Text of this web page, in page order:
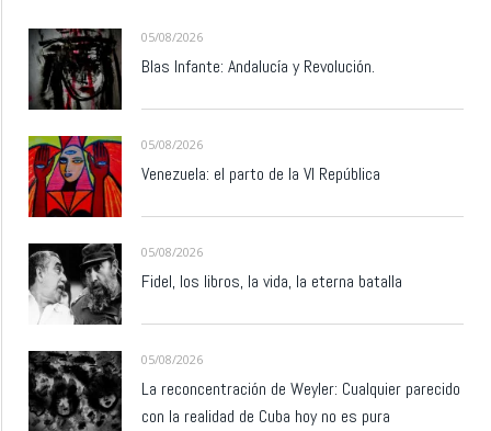
05/08/2026
Blas Infante: Andalucía y Revolución.
05/08/2026
Venezuela: el parto de la VI República
05/08/2026
Fidel, los libros, la vida, la eterna batalla
05/08/2026
La reconcentración de Weyler: Cualquier parecido
con la realidad de Cuba hoy no es pura